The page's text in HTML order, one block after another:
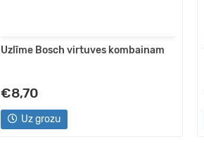
Uzlīme Bosch virtuves kombainam
€8,70
Uz grozu